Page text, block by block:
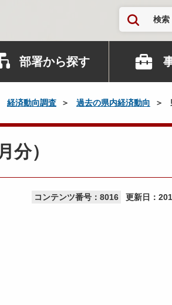
検索
部署から探す
経済動向調査 過去の県内経済動向
分）
コンテンツ番号：8016 更新日：